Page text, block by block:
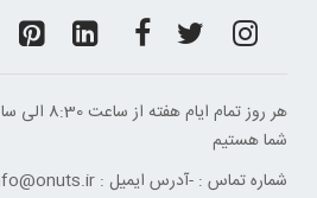
شما هستیم
شماره تماس : -آدرس ایمیل :